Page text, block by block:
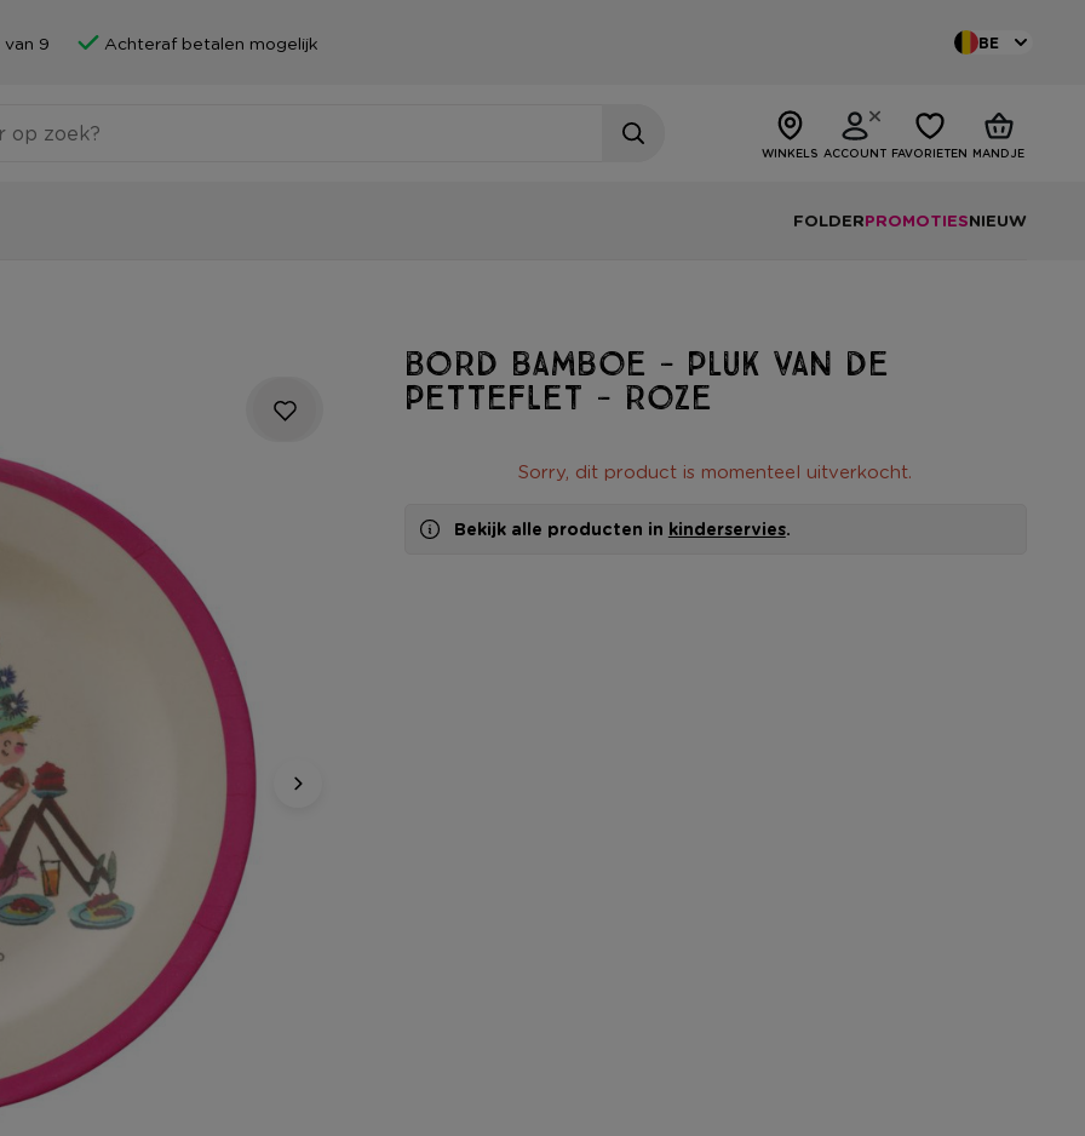
9 Achteraf betalen mogelijk BE
WINKELS ACCOUNT FAVORIETEN MANDJE
FOLDERPROMOTIESNIEUW
Bord bamboe - Pluk van de
Petteflet - roze
Sorry, dit product is momenteel uitverkocht.
Bekijk alle producten in kinderservies.